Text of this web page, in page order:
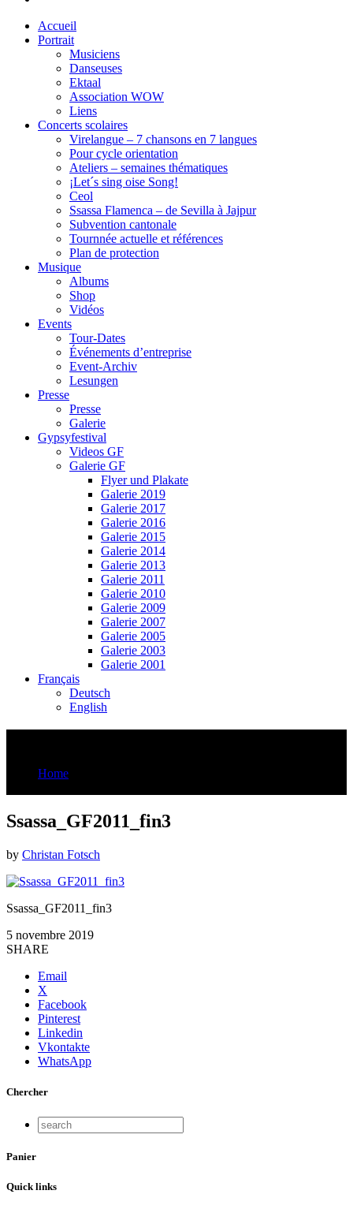
Accueil
Portrait
Musiciens
Danseuses
Ektaal
Association WOW
Liens
Concerts scolaires
Virelangue – 7 chansons en 7 langues
Pour cycle orientation
Ateliers – semaines thématiques
¡Let´s sing oise Song!
Ceol
Ssassa Flamenca – de Sevilla à Jajpur
Subvention cantonale
Tournnée actuelle et références
Plan de protection
Musique
Albums
Shop
Vidéos
Events
Tour-Dates
Événements d’entreprise
Event-Archiv
Lesungen
Presse
Presse
Galerie
Gypsyfestival
Videos GF
Galerie GF
Flyer und Plakate
Galerie 2019
Galerie 2017
Galerie 2016
Galerie 2015
Galerie 2014
Galerie 2013
Galerie 2011
Galerie 2010
Galerie 2009
Galerie 2007
Galerie 2005
Galerie 2003
Galerie 2001
Français
Deutsch
English
Home
Ssassa_GF2011_fin3
by Christan Fotsch
Ssassa_GF2011_fin3
5 novembre 2019
SHARE
Email
X
Facebook
Pinterest
Linkedin
Vkontakte
WhatsApp
Chercher
Panier
Quick links